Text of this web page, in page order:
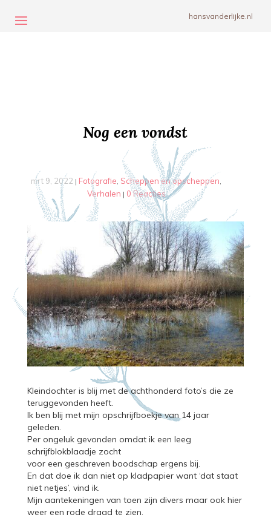
hansvanderlijke.nl
Nog een vondst
mrt 9, 2022 | Fotografie, Scheppen en opscheppen,
Verhalen | 0 Reacties
Kleindochter is blij met de achthonderd foto’s die ze
teruggevonden heeft.
Ik ben blij met mijn opschrijfboekje van 14 jaar
geleden.
Per ongeluk gevonden omdat ik een leeg
schrijfblokblaadje zocht
voor een geschreven boodschap ergens bij.
En dat doe ik dan niet op kladpapier want ‘dat staat
niet netjes’, vind ik.
Mijn aantekeningen van toen zijn divers maar ook hier
weer een rode draad te zien.